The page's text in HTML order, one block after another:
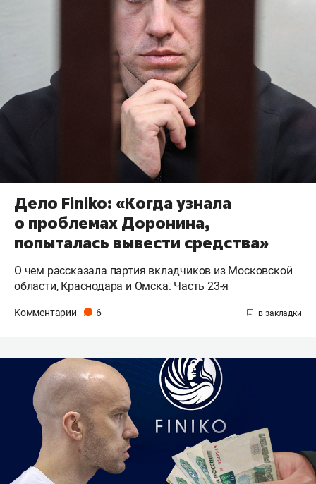
Дело Finiko: «Когда узнала
о проблемах Доронина,
попыталась вывести средства»
О чем рассказала партия вкладчиков из Московской
области, Краснодара и Омска. Часть 23-я
Комментарии 6